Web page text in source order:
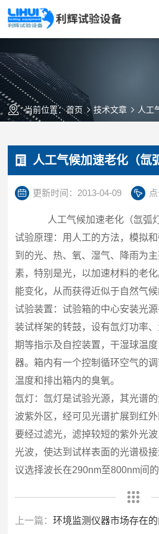
当前位置：首页 技术文章 人工
人工气候加速老化（氙
更新时间：2013-04-09
人工气候加速老化（氙弧
试验原理： 用人工的方法，模拟
到的光、热、氧、湿气、降雨为
素，特别是光，以加速材料的老
能变化，从而获得近似于自然气候
试验装置：试验箱的中心安装光
装试样架的转鼓，设有氙灯功率
期等指示及自控装置，干湿球温
器。箱内有一个控制循环空气的
温度和排出箱内的臭氧。
氙灯：氙灯是试验光源，其光谱
波紫外区，经可见光谱扩展到红
要经过滤光，滤掉较短的紫外光
光波，使达到试样表面的光谱极
议选择波长在290nm至800nm间
上一篇：环境监测仪器市场存在